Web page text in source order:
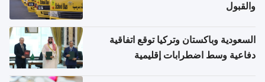
والقبول
السعودية وباكستان وتركيا توقع اتفاقية
دفاعية وسط اضطرابات إقليمية